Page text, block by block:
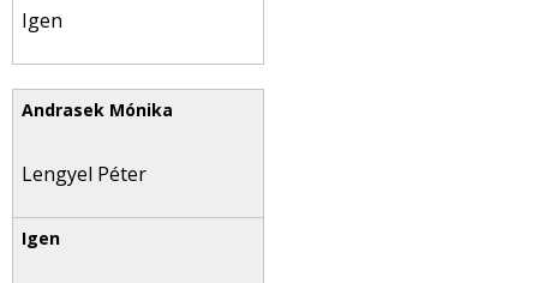
Igen
Lengyel Péter